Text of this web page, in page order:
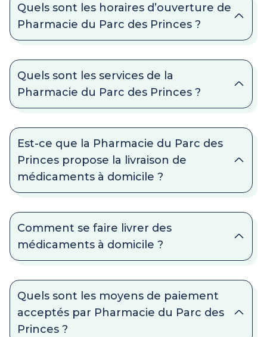
Quels sont les horaires d’ouverture de
Pharmacie du Parc des Princes ?
Quels sont les services de la
Pharmacie du Parc des Princes ?
Est-ce que la Pharmacie du Parc des
Princes propose la livraison de
médicaments à domicile ?
Comment se faire livrer des
médicaments à domicile ?
Quels sont les moyens de paiement
acceptés par Pharmacie du Parc des
Princes ?